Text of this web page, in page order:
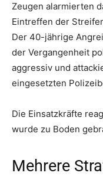
Zeugen alarmierten
Eintreffen der
Der 40-jährige
der Vergangenheit
aggressiv und
eingesetzten
Die Einsatzkräfte
wurde zu Boden
Mehrere